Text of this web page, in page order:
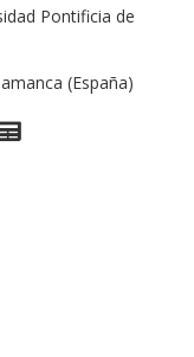
Pontificia de
(España)